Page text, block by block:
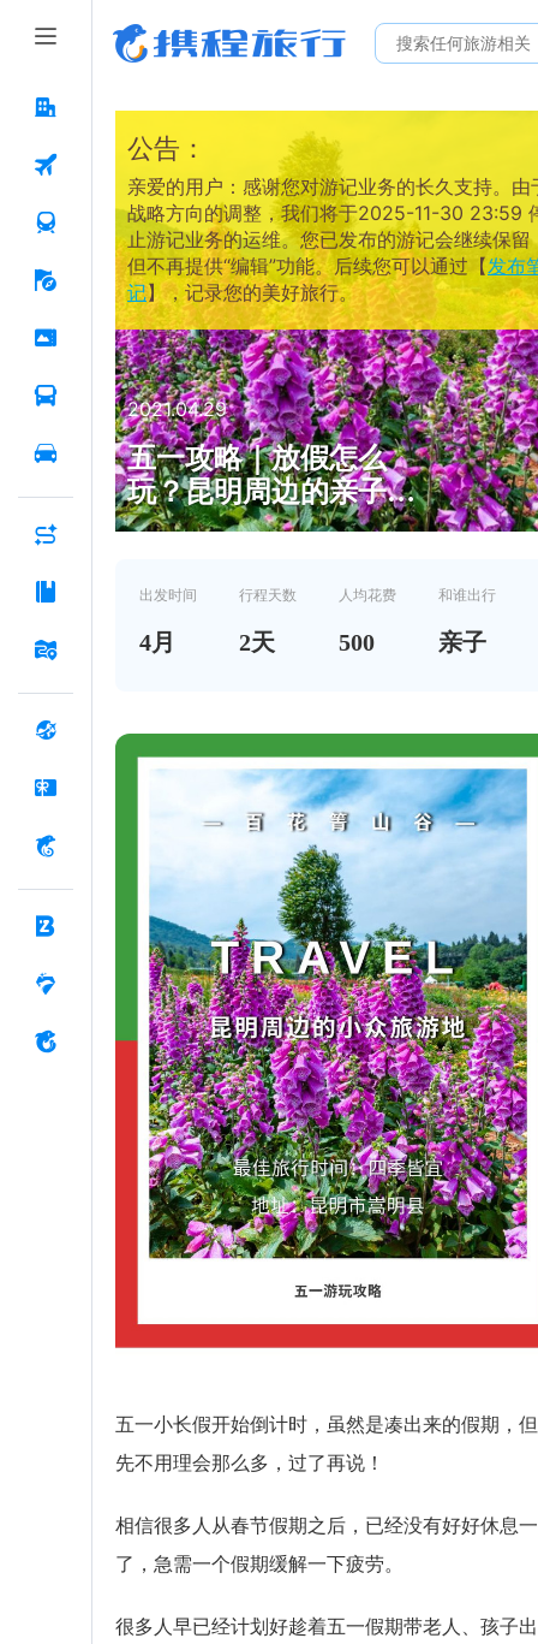
公告：
亲爱的用户：感谢您对游记业务的长久支持。由
战略方向的调整，我们将于2025-11-30 23:59
止游记业务的运维。您已发布的游记会继续保留
但不再提供“编辑”功能。后续您可以通过【发布
记】，记录您的美好旅行。
2021.04.29
五一攻略｜放假怎么
玩？昆明周边的亲子家
庭狂欢地，又野又上头
出发时间
4月
行程天数
2天
人均花费
500
和谁出行
亲子
五一小长假开始倒计时，虽然是凑出来的假期，
先不用理会那么多，过了再说！
相信很多人从春节假期之后，已经没有好好休息
了，急需一个假期缓解一下疲劳。
很多人早已经计划好趁着五一假期带老人、孩子出